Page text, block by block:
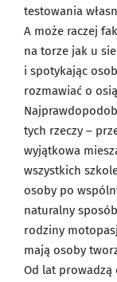
testowania
A może raczej
na torze jak u
i spotykając
rozmawiać o
tych rzeczy –
wyjątkowa
wszystkich
osoby po
naturalny
rodziny
mają osoby
Od lat prowadzą